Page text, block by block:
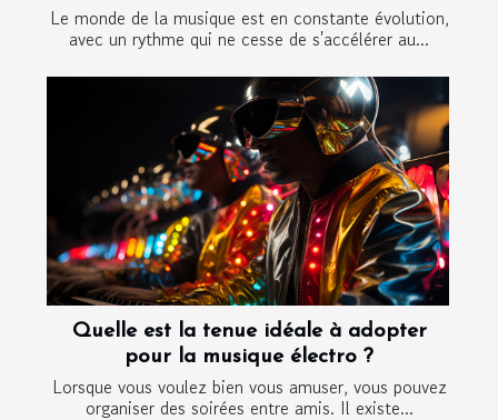
Le monde de la musique est en constante évolution,
avec un rythme qui ne cesse de s'accélérer au...
Quelle est la tenue idéale à adopter
pour la musique électro ?
Lorsque vous voulez bien vous amuser, vous pouvez
organiser des soirées entre amis. Il existe...